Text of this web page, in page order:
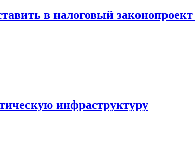
в налоговый
инфраструктуру